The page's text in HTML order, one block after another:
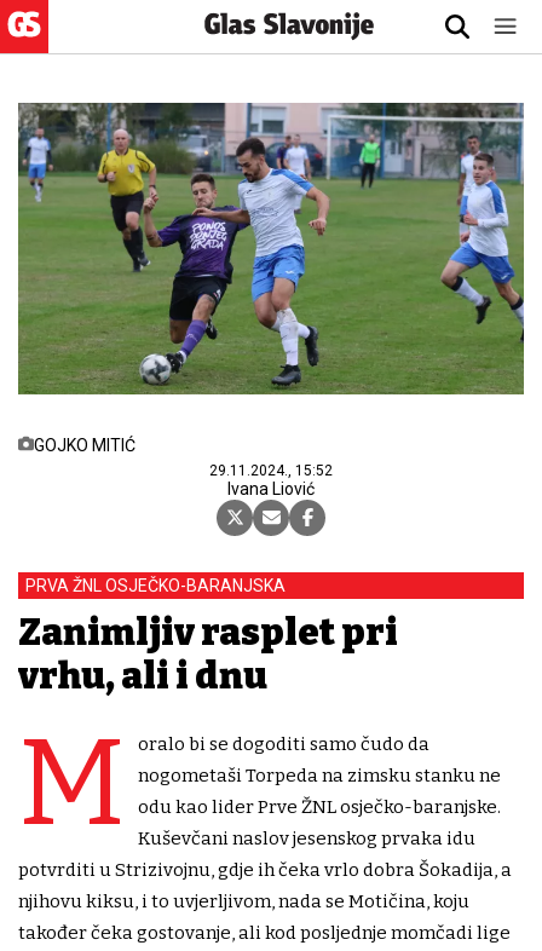
GOJKO MITIĆ
29.11.2024., 15:52
Ivana Liović
PRVA ŽNL OSJEČKO-BARANJSKA
Zanimljiv rasplet pri
vrhu, ali i dnu
M
oralo bi se dogoditi samo čudo da
nogometaši Torpeda na zimsku stanku ne
odu kao lider Prve ŽNL osječko-baranjske.
Kuševčani naslov jesenskog prvaka idu
potvrditi u Strizivojnu, gdje ih čeka vrlo dobra Šokadija, a
njihovu kiksu, i to uvjerljivom, nada se Motičina, koju
također čeka gostovanje, ali kod posljednje momčadi lige